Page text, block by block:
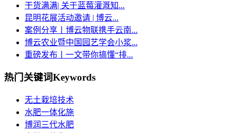
干货满满| 关于蓝莓灌溉知...
昆明花展活动邀请 | 博云...
案例分享丨博云物联携手云南...
博云农业暨中国园艺学会小浆...
重磅发布丨一文带你搞懂“排...
热门关键词Keywords
无土栽培技术
水肥一体化施
博润三代水肥